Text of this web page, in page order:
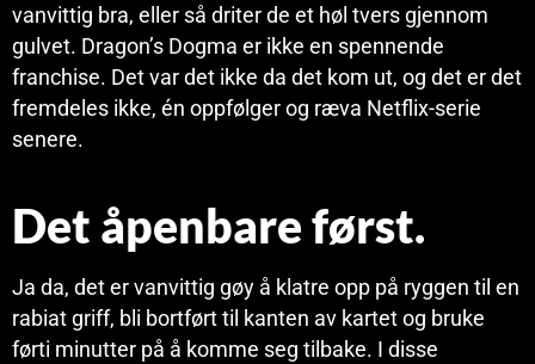
vanvittig bra, eller så driter de et høl tvers gjennom
gulvet. Dragon’s Dogma er ikke en spennende
franchise. Det var det ikke da det kom ut, og det er det
fremdeles ikke, én oppfølger og ræva Netflix-serie
senere.
Det åpenbare først.
Ja da, det er vanvittig gøy å klatre opp på ryggen til en
rabiat griff, bli bortført til kanten av kartet og bruke
førti minutter på å komme seg tilbake. I disse